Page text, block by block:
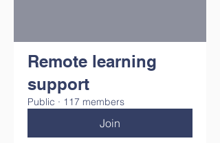
Remote learning
support
Public · 117 members
Join